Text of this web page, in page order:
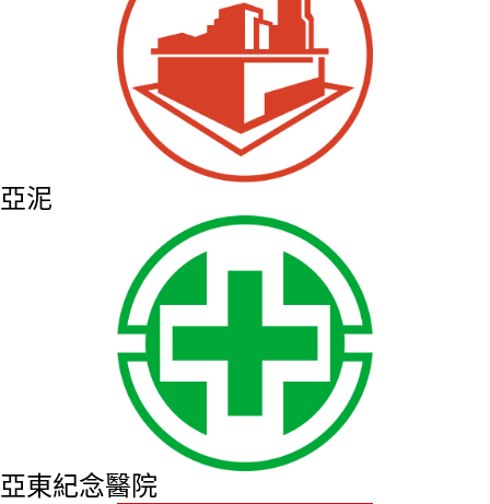
亞泥
亞東紀念醫院